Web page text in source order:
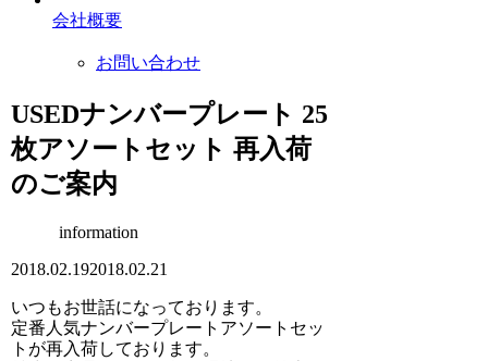
会社概要
お問い合わせ
USEDナンバープレート 25
枚アソートセット 再入荷
のご案内
information
2018.02.192018.02.21
いつもお世話になっております。
定番人気ナンバープレートアソートセッ
トが再入荷しております。